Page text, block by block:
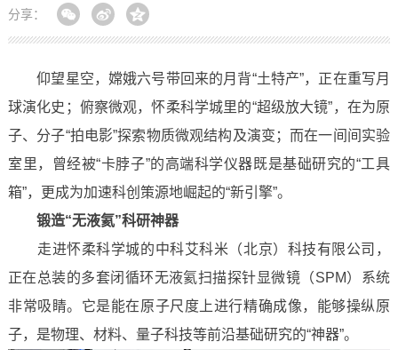
分享：
仰望星空，嫦娥六号带回来的月背“土特产”，正在重写月
球演化史；俯察微观，怀柔科学城里的“超级放大镜”，在为原
子、分子“拍电影”探索物质微观结构及演变；而在一间间实验
室里，曾经被“卡脖子”的高端科学仪器既是基础研究的“工具
箱”，更成为加速科创策源地崛起的“新引擎”。
锻造“无液氦”科研神器
走进怀柔科学城的中科艾科米（北京）科技有限公司，
正在总装的多套闭循环无液氦扫描探针显微镜（SPM）系统
非常吸睛。它是能在原子尺度上进行精确成像，能够操纵原
子，是物理、材料、量子科技等前沿基础研究的“神器”。